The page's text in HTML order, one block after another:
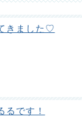
きました♡
です！